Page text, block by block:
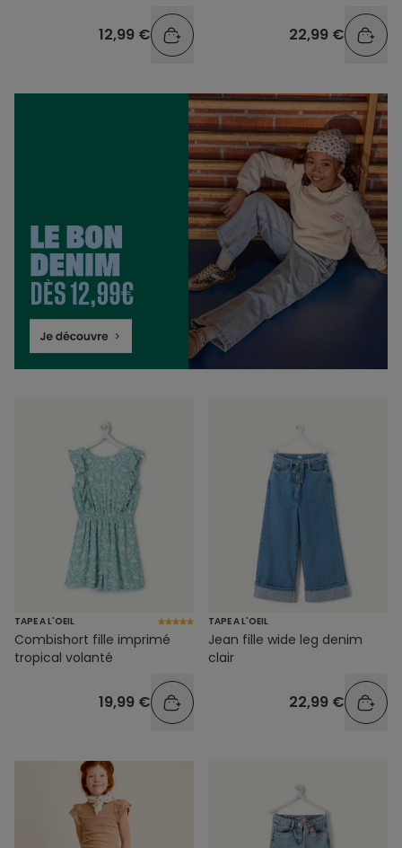
12,99 € 22,99 €
TAPE A L'OEIL
Combishort fille imprimé
tropical volanté
19,99 €
TAPE A L'OEIL
Jean fille wide leg denim
clair
22,99 €